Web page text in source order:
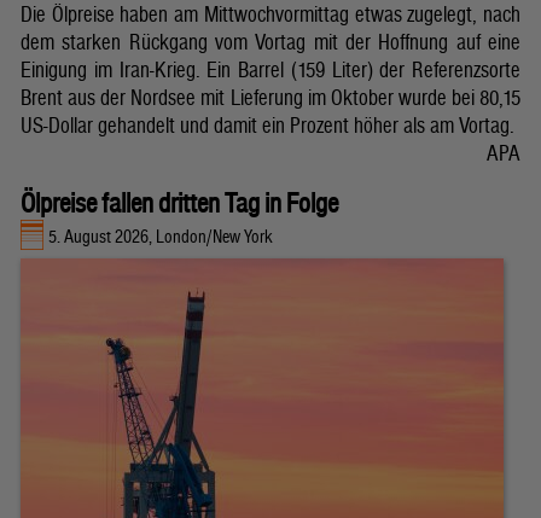
Die Ölpreise haben am Mittwochvormittag etwas zugelegt, nach
dem starken Rückgang vom Vortag mit der Hoffnung auf eine
Einigung im Iran-Krieg. Ein Barrel (159 Liter) der Referenzsorte
Brent aus der Nordsee mit Lieferung im Oktober wurde bei 80,15
US-Dollar gehandelt und damit ein Prozent höher als am Vortag.
APA
Ölpreise fallen dritten Tag in Folge
5. August 2026, London/New York